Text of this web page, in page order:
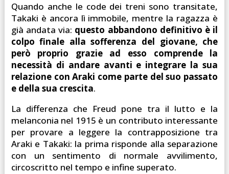
Quando anche le code dei treni sono transitate,
Takaki è ancora lì immobile, mentre la ragazza è
già andata via: questo abbandono definitivo è il
colpo finale alla sofferenza del giovane, che
però proprio grazie ad esso comprende la
necessità di andare avanti e integrare la sua
relazione con Araki come parte del suo passato
e della sua crescita.
La differenza che Freud pone tra il lutto e la
melanconia nel 1915 è un contributo interessante
per provare a leggere la contrapposizione tra
Araki e Takaki: la prima risponde alla separazione
con un sentimento di normale avvilimento,
circoscritto nel tempo e infine superato.